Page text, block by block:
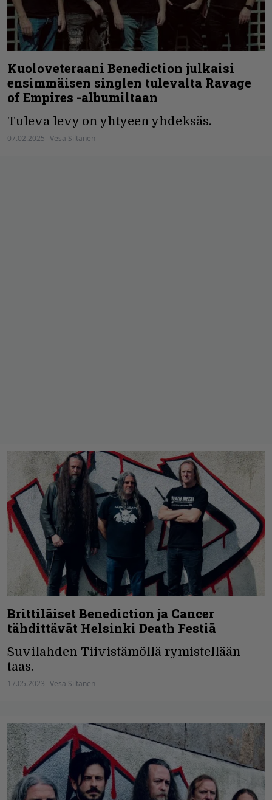
Kuoloveteraani Benediction julkaisi
ensimmäisen singlen tulevalta Ravage
of Empires -albumiltaan
Tuleva levy on yhtyeen yhdeksäs.
07.02.2025 Vesa Siltanen
Brittiläiset Benediction ja Cancer
tähdittävät Helsinki Death Festiä
Suvilahden Tiivistämöllä rymistellään
taas.
17.05.2023 Vesa Siltanen